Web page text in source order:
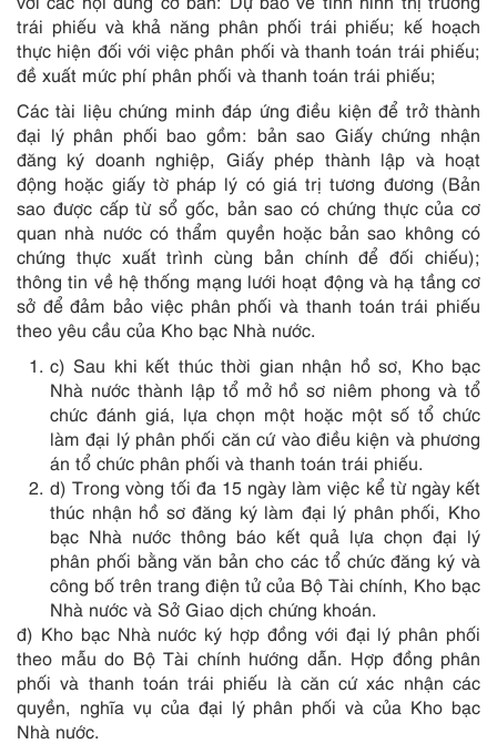
trái phiếu và khả năng phân phối trái phiếu; kế hoạch
thực hiện đối với việc phân phối và thanh toán trái phiếu;
đề xuất mức phí phân phối và thanh toán trái phiếu;
Các tài liệu chứng minh đáp ứng điều kiện để trở thành
đại lý phân phối bao gồm: bản sao Giấy chứng nhận
đăng ký doanh nghiệp, Giấy phép thành lập và hoạt
động hoặc giấy tờ pháp lý có giá trị tương đương (Bản
sao được cấp từ sổ gốc, bản sao có chứng thực của cơ
quan nhà nước có thẩm quyền hoặc bản sao không có
chứng thực xuất trình cùng bản chính để đối chiếu);
thông tin về hệ thống mạng lưới hoạt động và hạ tầng cơ
sở để đảm bảo việc phân phối và thanh toán trái phiếu
theo yêu cầu của Kho bạc Nhà nước.
c) Sau khi kết thúc thời gian nhận hồ sơ, Kho bạc
Nhà nước thành lập tổ mở hồ sơ niêm phong và tổ
chức đánh giá, lựa chọn một hoặc một số tổ chức
làm đại lý phân phối căn cứ vào điều kiện và phương
án tổ chức phân phối và thanh toán trái phiếu.
d) Trong vòng tối đa 15 ngày làm việc kể từ ngày kết
thúc nhận hồ sơ đăng ký làm đại lý phân phối, Kho
bạc Nhà nước thông báo kết quả lựa chọn đại lý
phân phối bằng văn bản cho các tổ chức đăng ký và
công bố trên trang điện tử của Bộ Tài chính, Kho bạc
Nhà nước và Sở Giao dịch chứng khoán.
đ) Kho bạc Nhà nước ký hợp đồng với đại lý phân phối
theo mẫu do Bộ Tài chính hướng dẫn. Hợp đồng phân
phối và thanh toán trái phiếu là căn cứ xác nhận các
quyền, nghĩa vụ của đại lý phân phối và của Kho bạc
Nhà nước.